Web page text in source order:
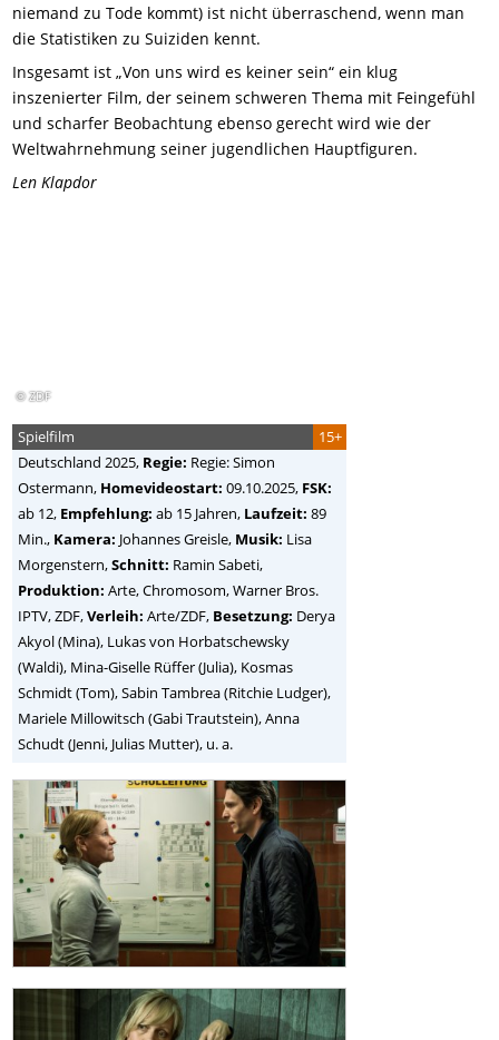
niemand zu Tode kommt) ist nicht überraschend, wenn man
die Statistiken zu Suiziden kennt.
Insgesamt ist „Von uns wird es keiner sein“ ein klug
inszenierter Film, der seinem schweren Thema mit Feingefühl
und scharfer Beobachtung ebenso gerecht wird wie der
Weltwahrnehmung seiner jugendlichen Hauptfiguren.
Len Klapdor
© ZDF
15+
Spielfilm
Deutschland 2025, Regie: Regie: Simon
Ostermann, Homevideostart: 09.10.2025, FSK:
ab 12, Empfehlung: ab 15 Jahren, Laufzeit: 89
Min., Kamera: Johannes Greisle, Musik: Lisa
Morgenstern,Schnitt: Ramin Sabeti,
Produktion: Arte, Chromosom, Warner Bros.
IPTV, ZDF,Verleih: Arte/ZDF, Besetzung: Derya
Akyol (Mina), Lukas von Horbatschewsky
(Waldi), Mina-Giselle Rüffer (Julia), Kosmas
Schmidt (Tom), Sabin Tambrea (Ritchie Ludger),
Mariele Millowitsch (Gabi Trautstein), Anna
Schudt (Jenni, Julias Mutter), u. a.